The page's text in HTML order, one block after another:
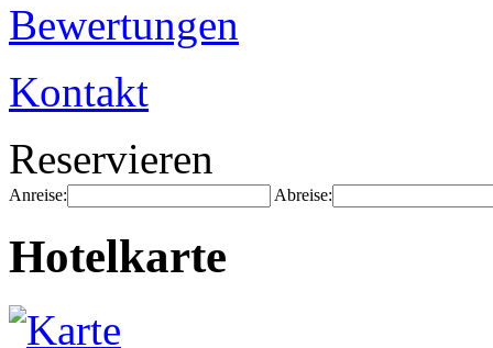
Bewertungen
Kontakt
Reservieren
Anreise: Abreise:
Hotelkarte